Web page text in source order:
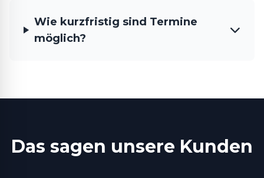
Wie kurzfristig sind Termine
möglich?
Das sagen unsere Kunden